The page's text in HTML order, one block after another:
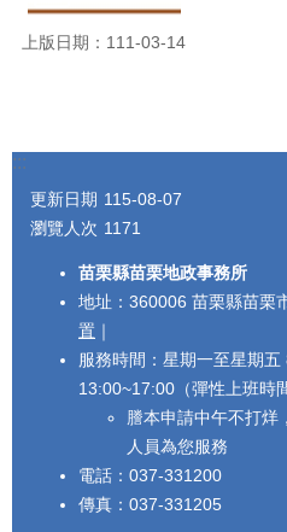
上版日期：111-03-14
:::
更新日期 115-08-07
瀏覽人次 1171
苗栗縣苗栗地政事務所
地址：360006 苗栗縣苗栗
置 ｜
服務時間：星期一至星期五
13:00~17:00（彈性上班時
謄本申請中午不打烊
人員為您服務
電話：037-331200
傳真：037-331205